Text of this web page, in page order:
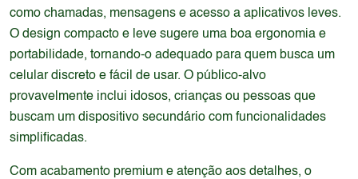
como chamadas, mensagens e acesso a aplicativos leves.
O design compacto e leve sugere uma boa ergonomia e
portabilidade, tornando-o adequado para quem busca um
celular discreto e fácil de usar. O público-alvo
provavelmente inclui idosos, crianças ou pessoas que
buscam um dispositivo secundário com funcionalidades
simplificadas.
Com acabamento premium e atenção aos detalhes, o